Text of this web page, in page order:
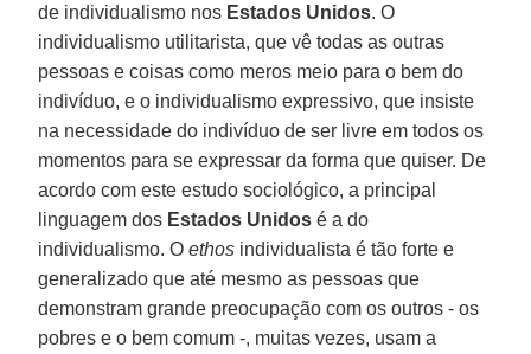
de individualismo nos Estados Unidos. O
individualismo utilitarista, que vê todas as outras
pessoas e coisas como meros meio para o bem do
indivíduo, e o individualismo expressivo, que insiste
na necessidade do indivíduo de ser livre em todos os
momentos para se expressar da forma que quiser. De
acordo com este estudo sociológico, a principal
linguagem dos Estados Unidos é a do
individualismo. Oethos individualista é tão forte e
generalizado que até mesmo as pessoas que
demonstram grande preocupação com os outros - os
pobres e o bem comum -, muitas vezes, usam a